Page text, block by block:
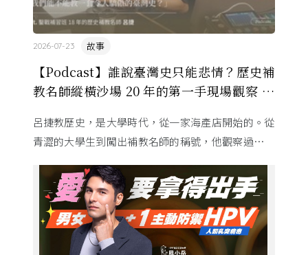
【Podcast】誰說臺灣史只能悲情？歷史補
教名師縱橫沙場 20 年的第一手現場觀察 ft.
故事
2026-07-23
呂捷教歷史，是大學時代，從一家海產店開始的。從
青澀的大學生到闖出補教名師的稱號，他觀察過幾十
裡幾乎沒有臺灣史，一路 ...